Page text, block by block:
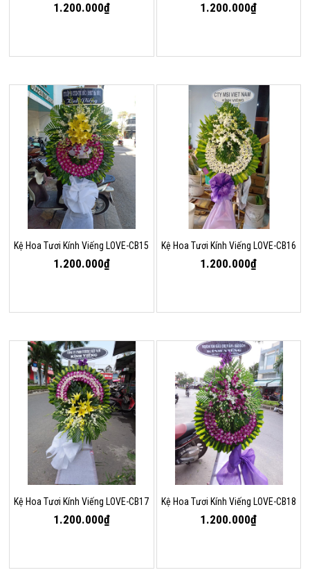
1.200.000₫ 1.200.000₫
Kệ Hoa Tươi Kính Viếng LOVE-CB15
1.200.000₫
Kệ Hoa Tươi Kính Viếng LOVE-CB16
1.200.000₫
Kệ Hoa Tươi Kính Viếng LOVE-CB17
1.200.000₫
Kệ Hoa Tươi Kính Viếng LOVE-CB18
1.200.000₫